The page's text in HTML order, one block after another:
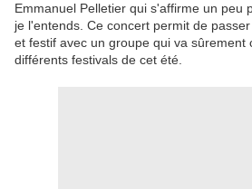
Emmanuel Pelletier qui s'affirme un peu
je l'entends. Ce concert permit de
et festif avec un groupe qui va sûrement
différents festivals de cet été.